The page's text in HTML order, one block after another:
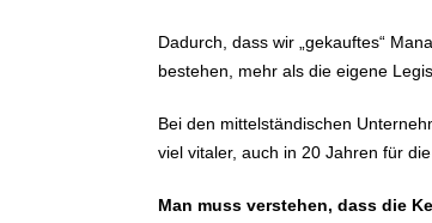
Dadurch, dass wir „gekauftes“
bestehen, mehr als die eigene
Bei den mittelständischen
viel vitaler, auch in 20 Jahren für
Man muss verstehen, dass die